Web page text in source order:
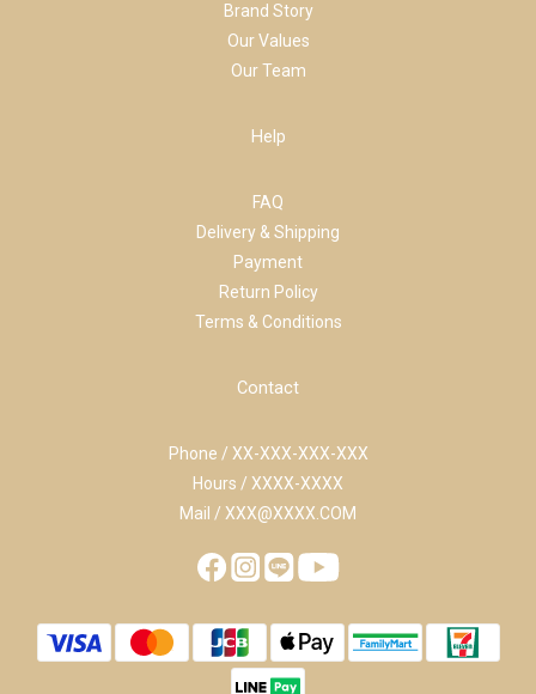
Brand Story
Our Values
Our Team
Help
FAQ
Delivery & Shipping
Payment
Return Policy
Terms & Conditions
Contact
Phone / XX-XXX-XXX-XXX
Hours / XXXX-XXXX
Mail / XXX@XXXX.COM